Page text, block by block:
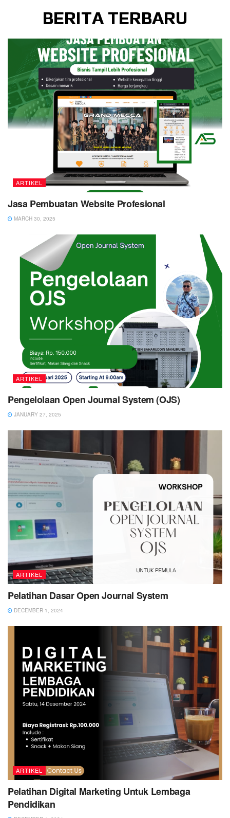
BERITA TERBARU
ARTIKEL
Jasa Pembuatan Website Profesional
MARCH 30, 2025
ARTIKEL
Pengelolaan Open Journal System (OJS)
JANUARY 27, 2025
ARTIKEL
Pelatihan Dasar Open Journal System
DECEMBER 1, 2024
ARTIKEL
Pelatihan Digital Marketing Untuk Lembaga
Pendidikan